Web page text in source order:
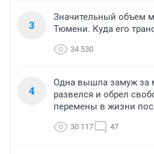
3
Значительный объем
Тюмени. Куда его
34 530
4
Одна вышла замуж за
развелся и обрел
перемены в жизни
30 117 47